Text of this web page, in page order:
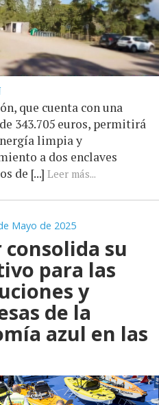
que cuenta con una
343.705 euros, permitirá
limpia y
a dos enclaves
de [...] Leer más...
Mayo de 2025
consolida su
para las
y
de la
azul en las